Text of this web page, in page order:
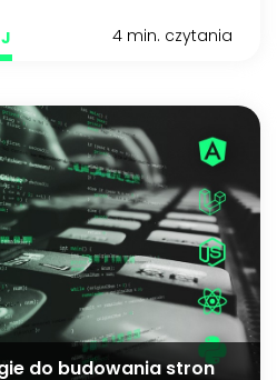
4 min. czytania
do budowania stron